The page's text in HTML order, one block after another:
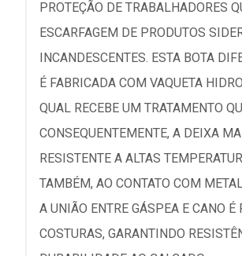
PROTEÇÃO DE TRABALHADORES
ESCARFAGEM DE PRODUTOS
INCANDESCENTES. ESTA BOTA
É FABRICADA COM VAQUETA
QUAL RECEBE UM TRATAMENTO
CONSEQUENTEMENTE, A DEIXA
RESISTENTE A ALTAS
TAMBÉM, AO CONTATO COM
A UNIÃO ENTRE GÁSPEA E CANO É
COSTURAS, GARANTINDO